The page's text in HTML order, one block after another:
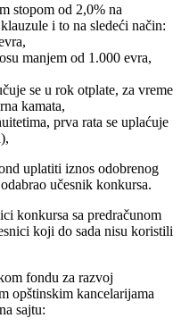
stopom od 2,0% na
i to na sledeći način:
manjem od 1.000 evra,
se u rok otplate, za vreme
kamata,
prva rata se uplaćuje
uplatiti iznos odobrenog
učesnik konkursa.
konkursa sa predračunom
koji do sada nisu koristili
fondu za razvoj
opštinskim kancelarijama
sajtu: